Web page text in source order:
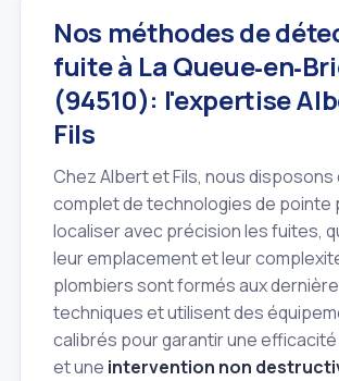
Nos méthodes de
fuite à La
(94510): l'expertise
Fils
Chez Albert et Fils, nous disposons
complet de technologies de pointe
localiser avec précision les fuites,
leur emplacement et leur
plombiers sont formés aux
techniques et utilisent des
calibrés pour garantir une efficacité
et une intervention non